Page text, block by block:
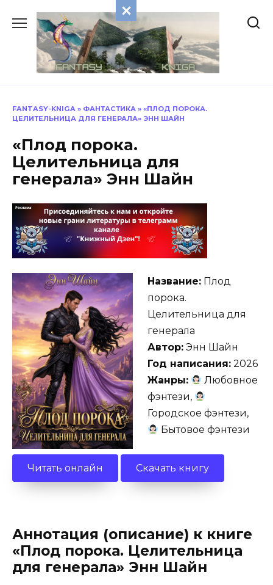
содержанию
FANTASY-KNIGA » ФАНТАСТИКА » «ПЛОД ПОРОКА.
ЦЕЛИТЕЛЬНИЦА ДЛЯ ГЕНЕРАЛА» ЭНН ШАЙН
«Плод порока.
Целительница для
генерала» Энн Шайн
Название: Плод
порока.
Целительница для
генерала
Автор: Энн Шайн
Год написания: 2026
Жанры:
Любовное
фэнтези,
Городское фэнтези,
Бытовое фэнтези
Читать онлайн Скачать книгу
Аннотация (описание) к книге
«Плод порока. Целительница
для генерала» Энн Шайн